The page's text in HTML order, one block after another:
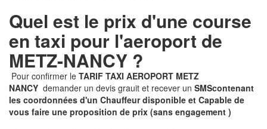
Quel est le prix d'une course
en taxi pour l'aeroport de
METZ-NANCY ?
Pour confirmer le TARIF TAXI AEROPORT METZ
NANCY demander un devis grauit et recever un SMScontenant
les coordonnées d'un Chauffeur disponible et Capable de
vous faire une proposition de prix (sans engagement )